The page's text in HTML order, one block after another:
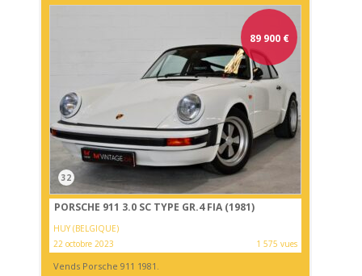
89 900€
32
PORSCHE 911 3.0 SC TYPE GR.4 FIA (1981)
HUY (BELGIQUE)
22 octobre 2023
1 575 vues
Vends Porsche 911 1981.